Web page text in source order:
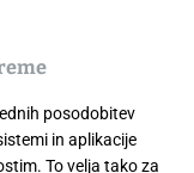
posodobitev
in aplikacije
To velja tako za